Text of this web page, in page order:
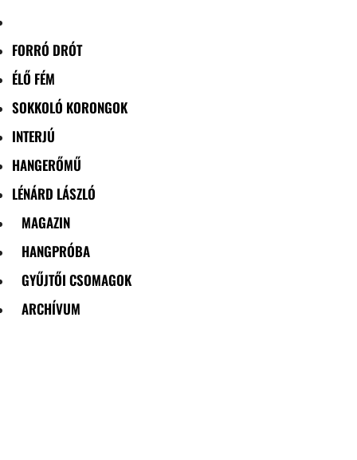
FORRÓ DRÓT
ÉLŐ FÉM
SOKKOLÓ KORONGOK
INTERJÚ
HANGERŐMŰ
LÉNÁRD LÁSZLÓ
MAGAZIN
HANGPRÓBA
GYŰJTŐI CSOMAGOK
ARCHÍVUM